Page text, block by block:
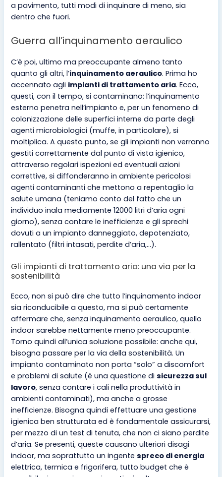
a pavimento, tutti modi di inquinare di meno, sia
dentro che fuori.
Guerra all’inquinamento aeraulico
C’è poi, ultimo ma preoccupante almeno tanto
quanto gli altri, l’inquinamento aeraulico. Prima ho
accennato agli impianti di trattamento aria. Ecco,
questi, con il tempo, si contaminano: l’inquinamento
esterno penetra nell’impianto e, per un fenomeno di
colonizzazione delle superfici interne da parte degli
agenti microbiologici (muffe, in particolare), si
moltiplica. A questo punto, se gli impianti non verranno
gestiti correttamente dal punto di vista igienico,
attraverso regolari ispezioni ed eventuali azioni
correttive, si diffonderanno in ambiente pericolosi
agenti contaminanti che mettono a repentaglio la
salute umana (teniamo conto del fatto che un
individuo inala mediamente 12000 litri d’aria ogni
giorno), senza contare le inefficienze e gli sprechi
dovuti a un impianto danneggiato, depotenziato,
rallentato (filtri intasati, perdite d’aria,…).
Gli impianti di trattamento aria: una via per la
sostenibilità
Ecco, non si può dire che tutto l’inquinamento indoor
sia riconducibile a questo, ma si può certamente
affermare che, senza inquinamento aeraulico, quello
indoor sarebbe nettamente meno preoccupante.
Torno quindi all’unica soluzione possibile: anche qui,
bisogna passare per la via della sostenibilità. Un
impianto contaminato non porta “solo” a discomfort
e problemi di salute (è una questione disicurezza sul
lavoro, senza contare i cali nella produttività in
ambienti contaminati), ma anche a grosse
inefficienze. Bisogna quindi effettuare una gestione
igienica ben strutturata ed è fondamentale assicurarsi,
per mezzo di un test di tenuta, che non ci siano perdite
d’aria. Se presenti, queste causano ulteriori disagi
indoor, ma soprattutto un ingentespreco di energia
elettrica, termica e frigorifera, tutto budget che è